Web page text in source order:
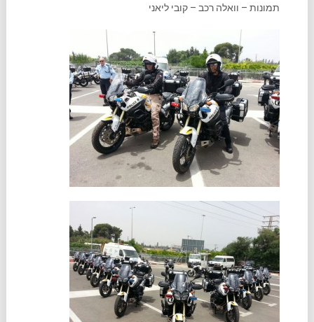
תמונות – וואלה רכב – קובי ליאני